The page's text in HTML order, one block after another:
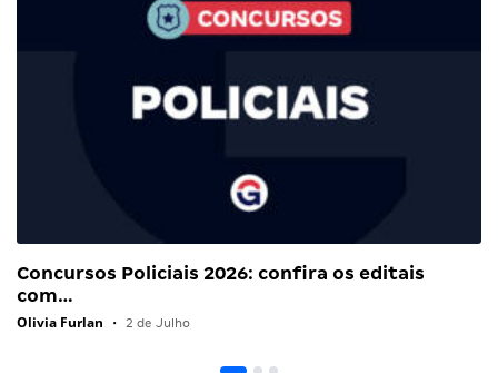
Concursos Policiais 2026: confira os editais
com…
Olivia Furlan • 2 de Julho